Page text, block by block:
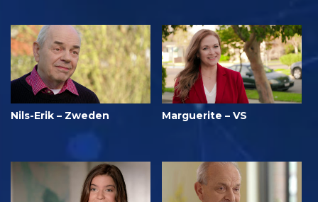
Nils-Erik – Zweden Marguerite – VS